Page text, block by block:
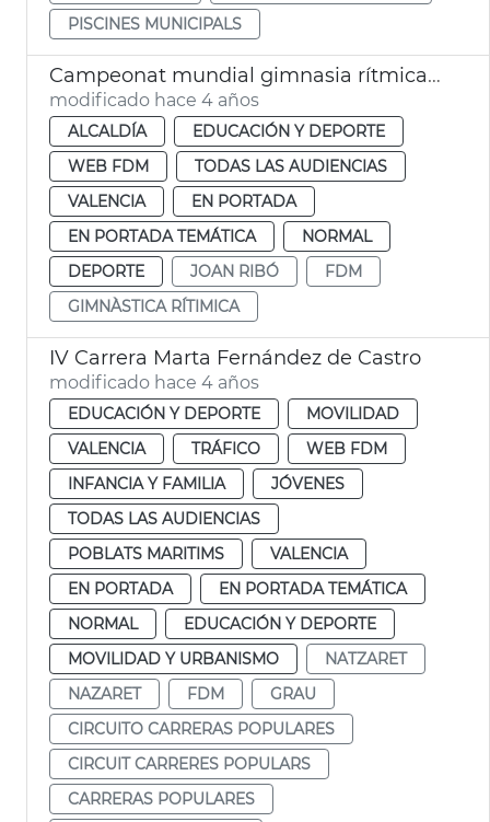
PISCINES MUNICIPALS
Campeonat mundial gimnasia rítmica 2023
modificado hace 4 años
ALCALDÍA
EDUCACIÓN Y DEPORTE
WEB FDM
TODAS LAS AUDIENCIAS
VALENCIA
EN PORTADA
EN PORTADA TEMÁTICA
NORMAL
DEPORTE
JOAN RIBÓ
FDM
GIMNÀSTICA RÍTIMICA
IV Carrera Marta Fernández de Castro
modificado hace 4 años
EDUCACIÓN Y DEPORTE
MOVILIDAD
VALENCIA
TRÁFICO
WEB FDM
INFANCIA Y FAMILIA
JÓVENES
TODAS LAS AUDIENCIAS
POBLATS MARITIMS
VALENCIA
EN PORTADA
EN PORTADA TEMÁTICA
NORMAL
EDUCACIÓN Y DEPORTE
MOVILIDAD Y URBANISMO
NATZARET
NAZARET
FDM
GRAU
CIRCUITO CARRERAS POPULARES
CIRCUIT CARRERES POPULARS
CARRERAS POPULARES